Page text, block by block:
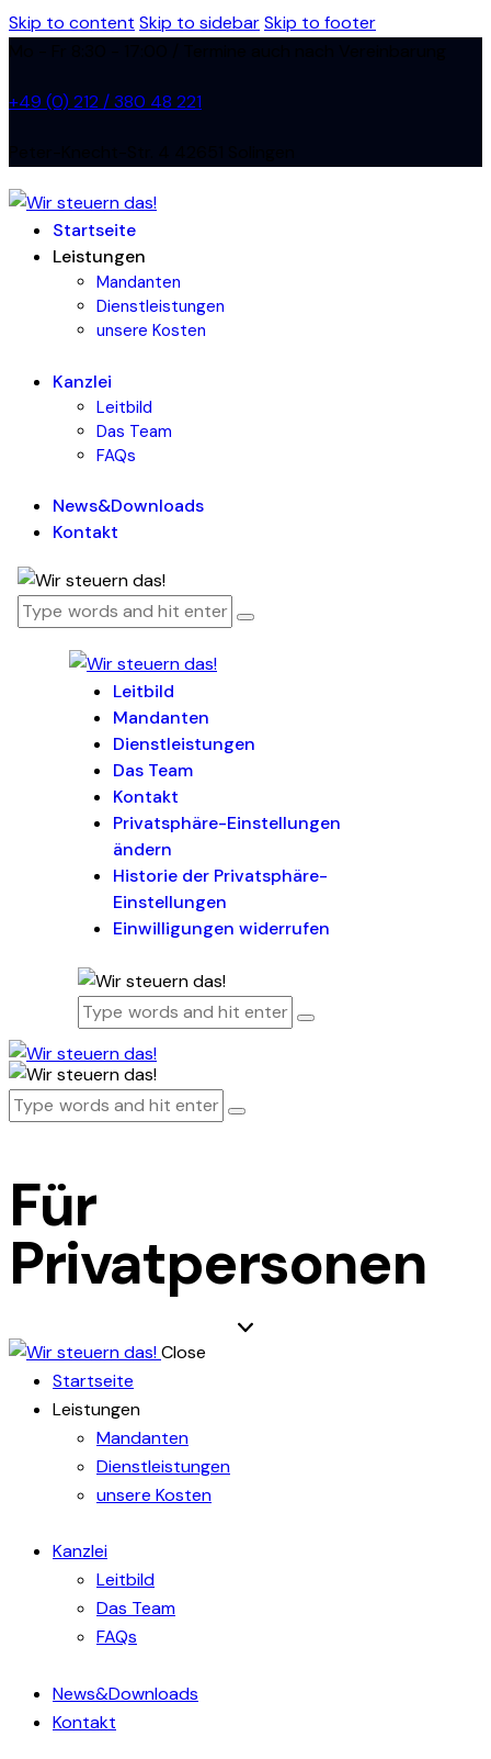
Skip to content Skip to sidebarSkip to footer
+49 (0) 212 / 380 48 221
Startseite
Leistungen
Mandanten
Dienstleistungen
unsere Kosten
Kanzlei
Leitbild
Das Team
FAQs
News&Downloads
Kontakt
Leitbild
Mandanten
Dienstleistungen
Das Team
Kontakt
Privatsphäre-Einstellungen
ändern
Historie der Privatsphäre-
Einstellungen
Einwilligungen widerrufen
Für
Privatpersonen
Close
Startseite
Leistungen
Mandanten
Dienstleistungen
unsere Kosten
Kanzlei
Leitbild
Das Team
FAQs
News&Downloads
Kontakt